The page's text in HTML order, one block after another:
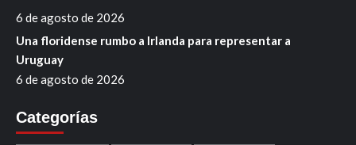
6 de agosto de 2026
Una floridense rumbo a Irlanda para representar a
Uruguay
6 de agosto de 2026
Categorías